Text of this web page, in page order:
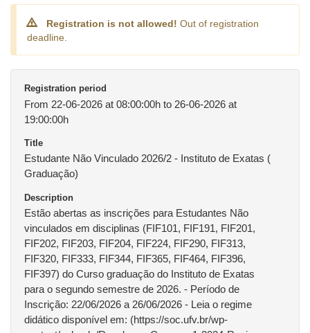
Registration is not allowed! Out of registration
deadline.
Registration period
From 22-06-2026 at 08:00:00h to 26-06-2026 at
19:00:00h
Title
Estudante Não Vinculado 2026/2 - Instituto de Exatas (
Graduação)
Description
Estão abertas as inscrições para Estudantes Não
vinculados em disciplinas (FIF101, FIF191, FIF201,
FIF202, FIF203, FIF204, FIF224, FIF290, FIF313,
FIF320, FIF333, FIF344, FIF365, FIF464, FIF396,
FIF397) do Curso graduação do Instituto de Exatas
para o segundo semestre de 2026. - Período de
Inscrição: 22/06/2026 a 26/06/2026 - Leia o regime
didático disponível em: (https://soc.ufv.br/wp-